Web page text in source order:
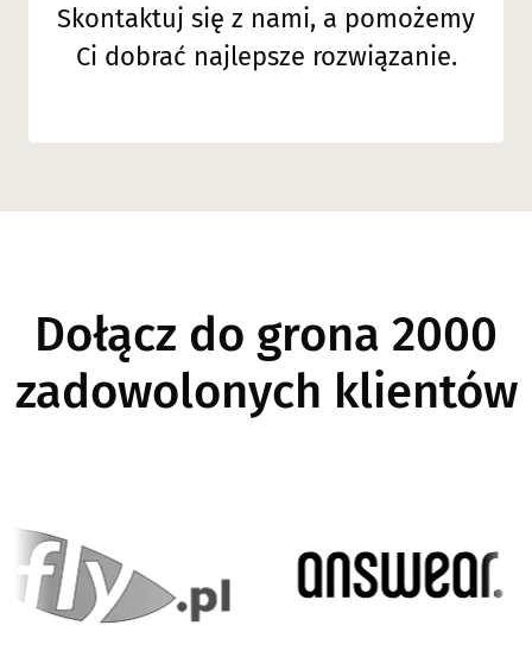
Skontaktuj się z nami, a pomożemy
Ci dobrać najlepsze rozwiązanie.
Dołącz do grona 2000
zadowolonych klientów